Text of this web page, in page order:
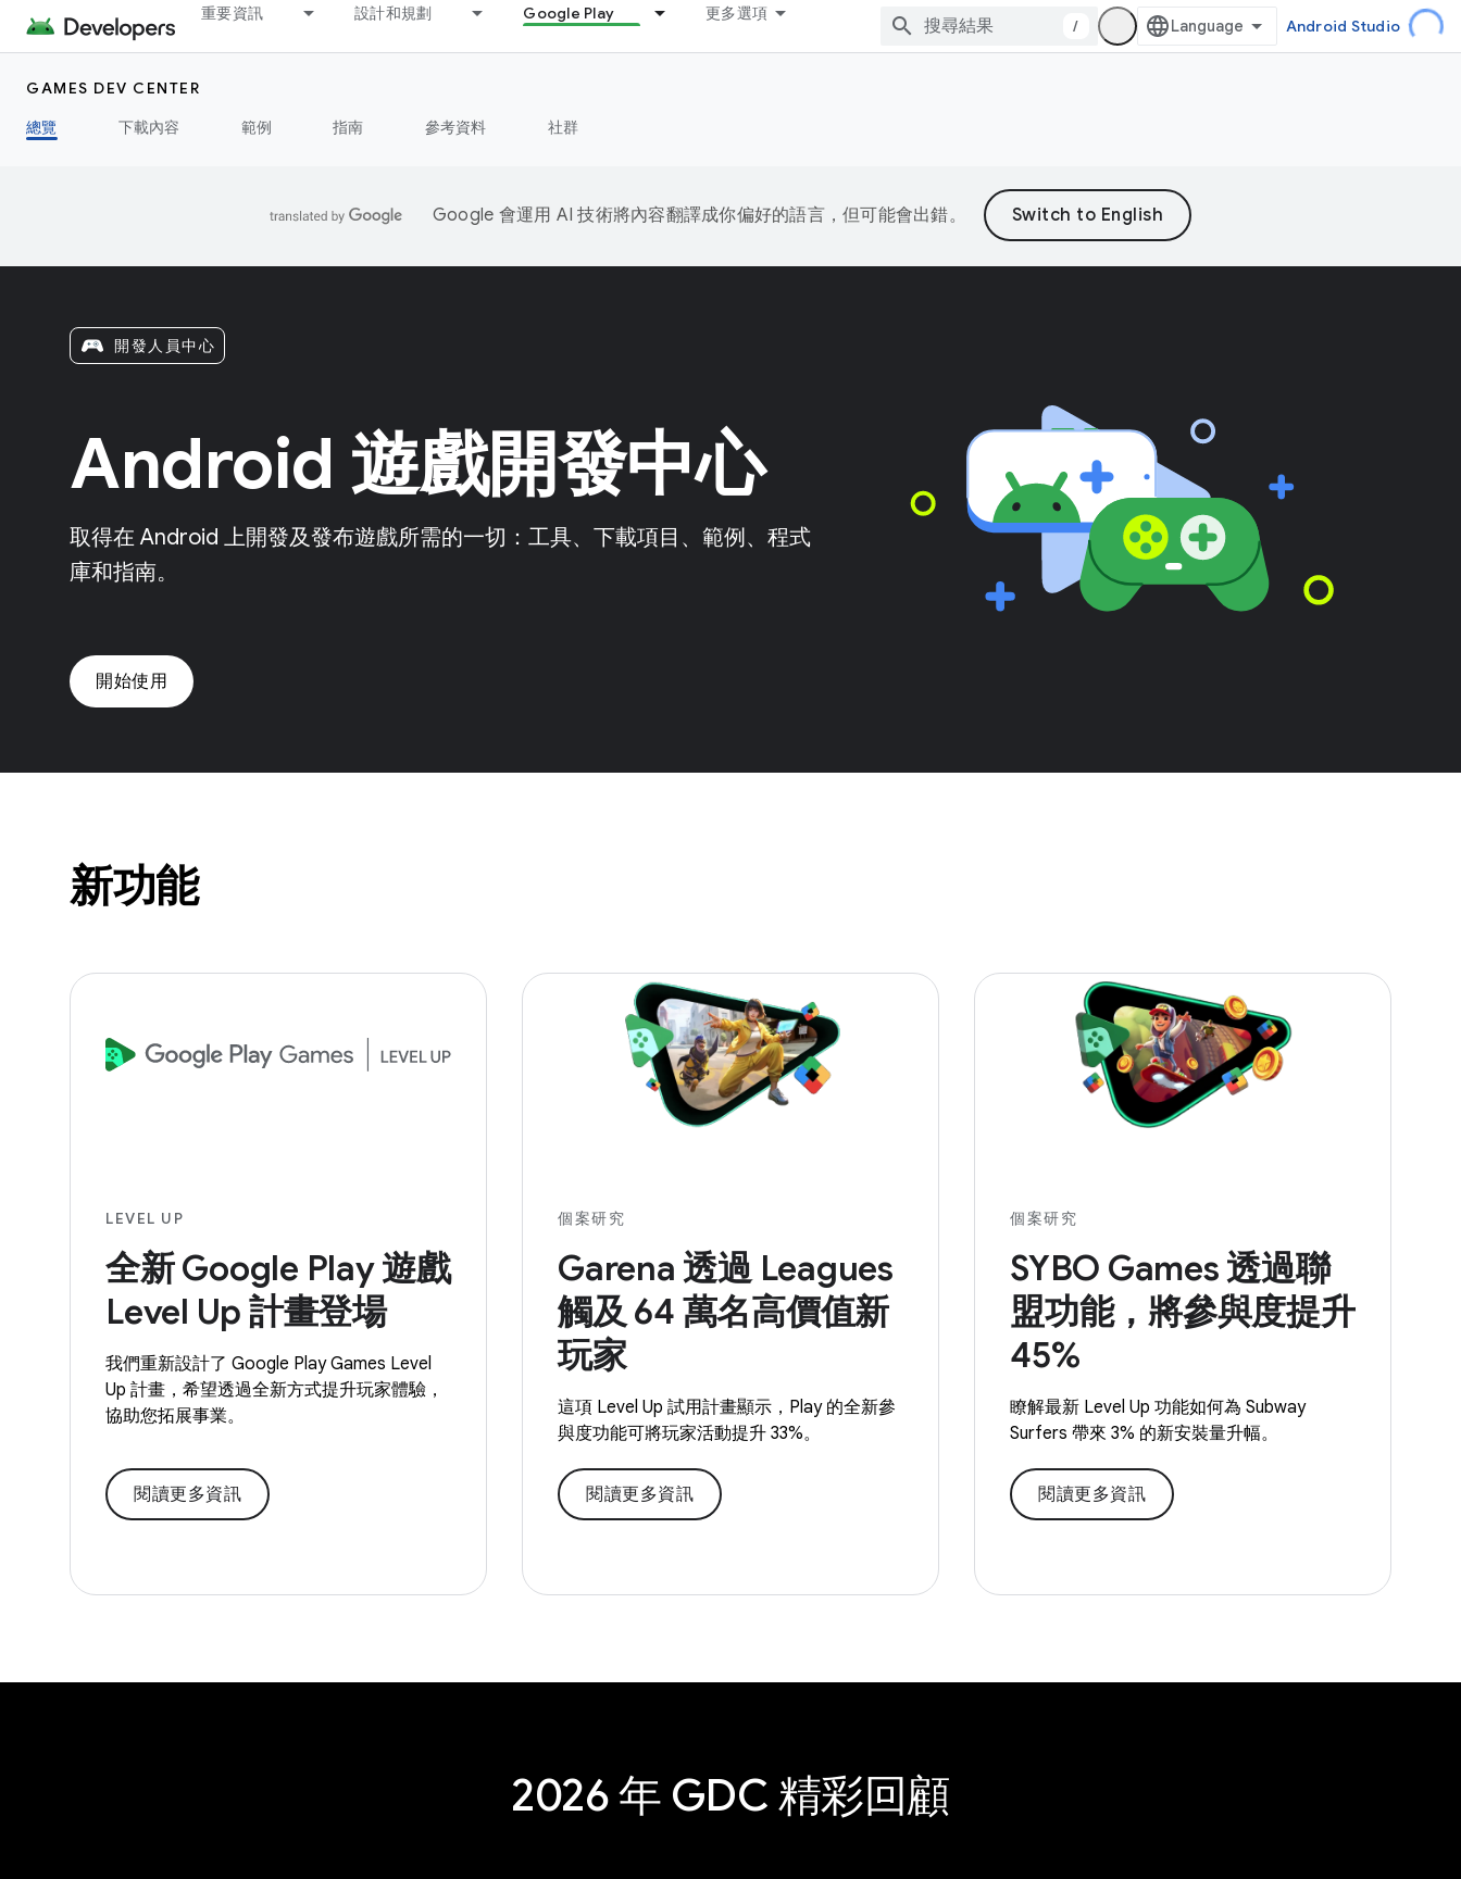
重要資訊 設計和規劃 Google Play 更多選項
/ Android Studio
GAMES DEV CENTER
總覽
下載內容 範例 指南 參考資料 社群
Google 會運用 AI 技術將內容翻譯成你偏好的語言，但可能會出錯。
開發人員中心
Android 遊戲開發中心
取得在 Android 上開發及發布遊戲所需的一切：工具、下載項目、範例、程式
庫和指南。
開始使用
新功能
LEVEL UP
全新 Google Play 遊戲
Level Up 計畫登場
我們重新設計了 Google Play Games Level
Up 計畫，希望透過全新方式提升玩家體驗，
協助您拓展事業。
閱讀更多資訊
個案研究
Garena 透過 Leagues
觸及 64 萬名高價值新
玩家
這項 Level Up 試用計畫顯示，Play 的全新參
與度功能可將玩家活動提升 33%。
閱讀更多資訊
個案研究
SYBO Games 透過聯
盟功能，將參與度提升
45%
瞭解最新 Level Up 功能如何為 Subway
Surfers 帶來 3% 的新安裝量升幅。
閱讀更多資訊
2026 年 GDC 精彩回顧